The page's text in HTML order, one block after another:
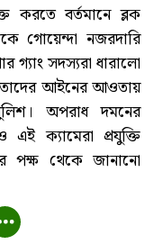
করতে বর্তমানে ব্লক
গোয়েন্দা নজরদারি
সদস্যরা ধারালো
তাদের আইনের আওতায়
অপরাধ দমনের
এই ক্যামেরা প্রযুক্তি
পক্ষ থেকে জানানো